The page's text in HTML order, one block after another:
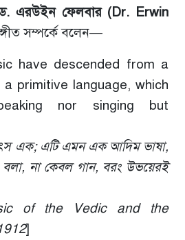
.এরউইন ফেলবার(Dr. Erwin
সম্পর্কে বলেন—
have descended from a
primitive language, which
nor singing but
এক; এটি এমন এক আদিম ভাষা,
বলা, না কেবল গান, বরং উভয়েরই
of the Vedic and the
]